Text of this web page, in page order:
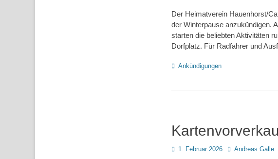
Der Heimatverein Hauenhorst/
der Winterpause anzukündigen.
starten die beliebten Aktivitäten
Dorfplatz. Für Radfahrer und
Kategorien
Ankündigungen
Posted
1. Februar 2026 AutorAndreas Galle